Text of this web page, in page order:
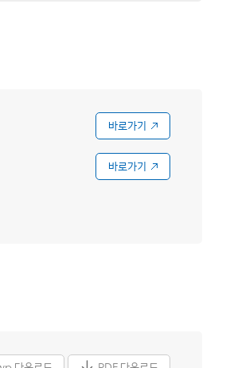
바로가기
바로가기